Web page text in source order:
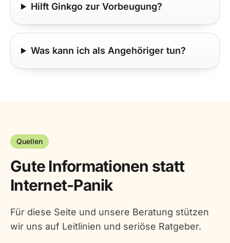
Hilft Ginkgo zur Vorbeugung?
Was kann ich als Angehöriger tun?
Quellen
Gute Informationen statt
Internet-Panik
Für diese Seite und unsere Beratung stützen
wir uns auf Leitlinien und seriöse Ratgeber.